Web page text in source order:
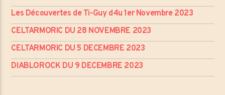
Les Découvertes de Ti-Guy d4u 1er Novembre 2023
CELTARMORIC DU 28 NOVEMBRE 2023
CELTARMORIC DU 5 DECEMBRE 2023
DIABLOROCK DU 9 DECEMBRE 2023